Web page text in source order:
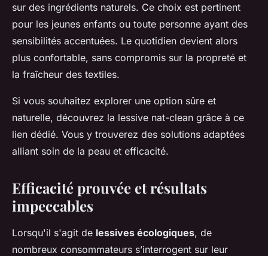
sur des ingrédients naturels. Ce choix est pertinent
pour les jeunes enfants ou toute personne ayant des
sensibilités accentuées. Le quotidien devient alors
plus confortable, sans compromis sur la propreté et
la fraîcheur des textiles.
Si vous souhaitez explorer une option sûre et
naturelle, découvrez la lessive nat-clean grâce à ce
lien dédié. Vous y trouverez des solutions adaptées
alliant soin de la peau et efficacité.
Efficacité prouvée et résultats
impeccables
Lorsqu'il s'agit de lessives écologiques, de
nombreux consommateurs s’interrogent sur leur